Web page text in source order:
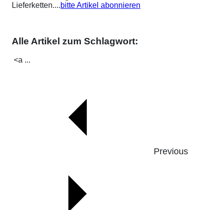
Lieferketten....bitte Artikel abonnieren
Alle Artikel zum Schlagwort:
<a ...
Previous